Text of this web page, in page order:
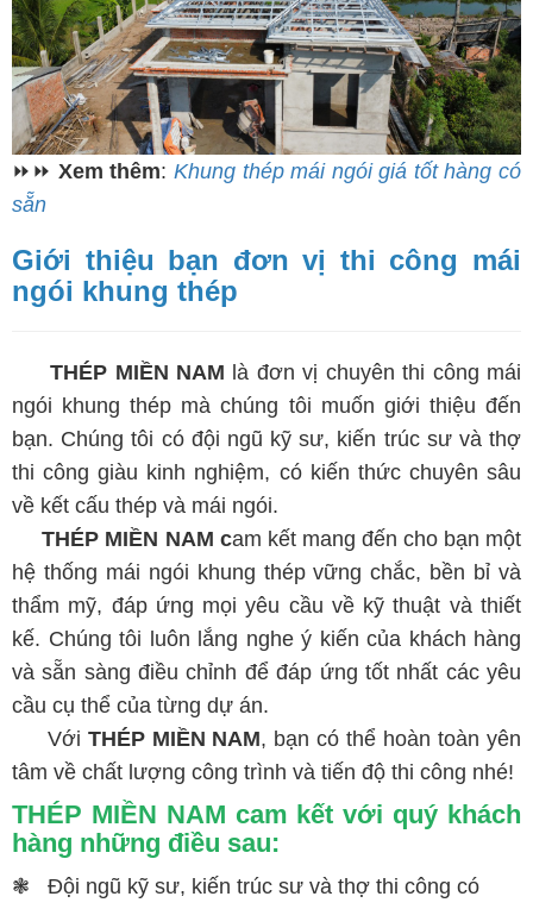
⏩⏩ Xem thêm: Khung thép mái ngói giá tốt hàng có
sẵn
Giới thiệu bạn đơn vị thi công mái
ngói khung thép
THÉP MIỀN NAM là đơn vị chuyên thi công mái
ngói khung thép mà chúng tôi muốn giới thiệu đến
bạn. Chúng tôi có đội ngũ kỹ sư, kiến trúc sư và thợ
thi công giàu kinh nghiệm, có kiến thức chuyên sâu
về kết cấu thép và mái ngói.
THÉP MIỀN NAM cam kết mang đến cho bạn một
hệ thống mái ngói khung thép vững chắc, bền bỉ và
thẩm mỹ, đáp ứng mọi yêu cầu về kỹ thuật và thiết
kế. Chúng tôi luôn lắng nghe ý kiến của khách hàng
và sẵn sàng điều chỉnh để đáp ứng tốt nhất các yêu
cầu cụ thể của từng dự án.
Với THÉP MIỀN NAM, bạn có thể hoàn toàn yên
tâm về chất lượng công trình và tiến độ thi công nhé!
THÉP MIỀN NAM cam kết với quý khách
hàng những điều sau:
❃ Đội ngũ kỹ sư, kiến trúc sư và thợ thi công có